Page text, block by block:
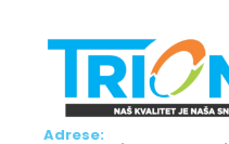
Adrese: